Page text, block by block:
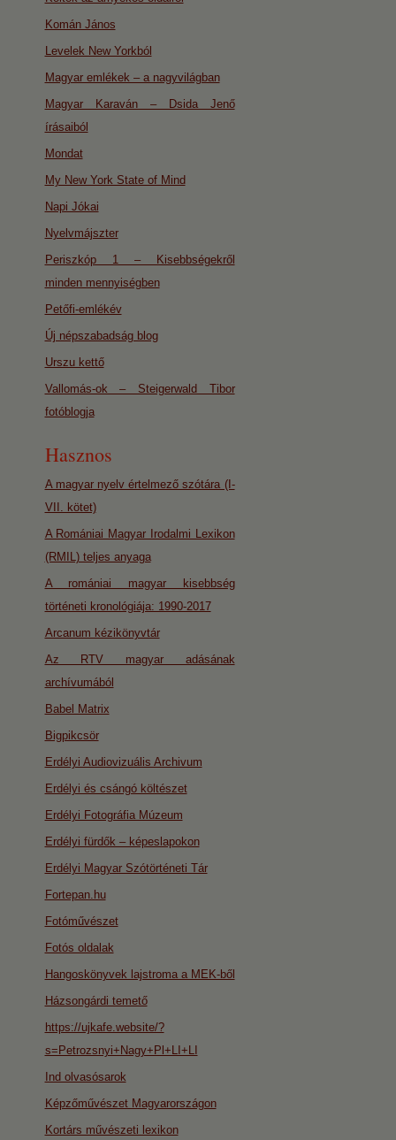
Komán János
Levelek New Yorkból
Magyar emlékek – a nagyvilágban
Magyar Karaván – Dsida Jenő
írásaiból
Mondat
My New York State of Mind
Napi Jókai
Nyelvmájszter
Periszkóp 1 – Kisebbségekről
minden mennyiségben
Petőfi-emlékév
Új népszabadság blog
Urszu kettő
Vallomás-ok – Steigerwald Tibor
fotóblogja
Hasznos
A magyar nyelv értelmező szótára (I-
VII. kötet)
A Romániai Magyar Irodalmi Lexikon
(RMIL) teljes anyaga
A romániai magyar kisebbség
történeti kronológiája: 1990-2017
Arcanum kézikönyvtár
Az RTV magyar adásának
archívumából
Babel Matrix
Bigpikcsör
Erdélyi Audiovizuális Archivum
Erdélyi és csángó költészet
Erdélyi Fotográfia Múzeum
Erdélyi fürdők – képeslapokon
Erdélyi Magyar Szótörténeti Tár
Fortepan.hu
Fotóművészet
Fotós oldalak
Hangoskönyvek lajstroma a MEK-ből
Házsongárdi temető
https://ujkafe.website/?
s=Petrozsnyi+Nagy+Pl+LI+LI
Ind olvasósarok
Képzőművészet Magyarországon
Kortárs művészeti lexikon